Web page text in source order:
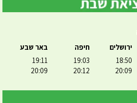
ירושלים
18:50
20:09
חיפה
19:03
20:12
באר שבע
19:11
20:09